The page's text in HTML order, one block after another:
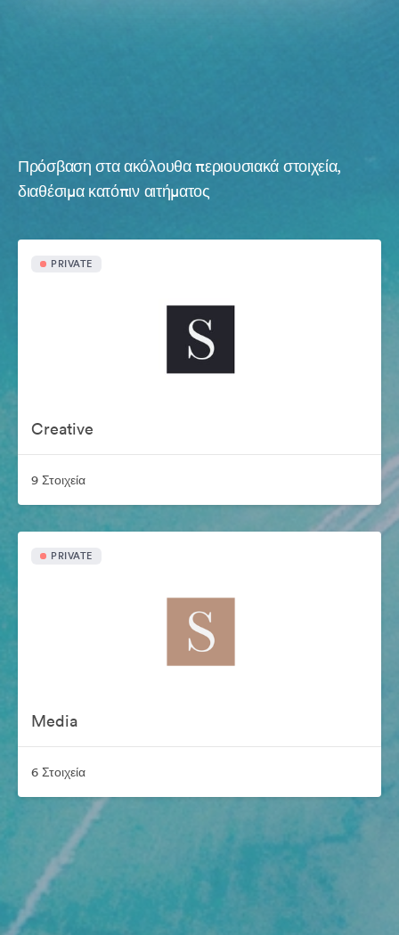
Πρόσβαση στα ακόλουθα περιουσιακά στοιχεία,
διαθέσιμα κατόπιν αιτήματος
PRIVATE
Creative
9 Στοιχεία
PRIVATE
Media
6 Στοιχεία